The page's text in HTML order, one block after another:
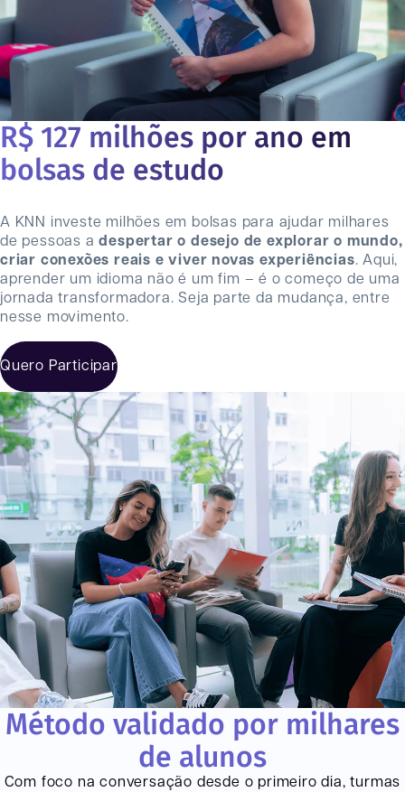
R$ 127 milhões por ano em
bolsas de estudo
A KNN investe milhões em bolsas para ajudar milhares
de pessoas adespertar o desejo de explorar o mundo,
criar conexões reais e viver novas experiências. Aqui,
aprender um idioma não é um fim – é o começo de uma
jornada transformadora. Seja parte da mudança, entre
nesse movimento.
Quero Participar
Método validado por milhares
de alunos
Com foco na conversação desde o primeiro dia, turmas